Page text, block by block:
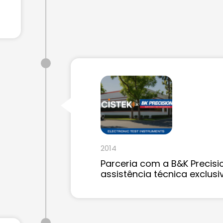
2014
Parceria com a B&K
assistência técnica